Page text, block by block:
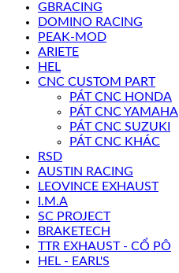
GBRACING
DOMINO RACING
PEAK-MOD
ARIETE
HEL
CNC CUSTOM PART
PÁT CNC HONDA
PÁT CNC YAMAHA
PÁT CNC SUZUKI
PÁT CNC KHÁC
RSD
AUSTIN RACING
LEOVINCE EXHAUST
I.M.A
SC PROJECT
BRAKETECH
TTR EXHAUST - CỔ PÔ
HEL - EARL'S